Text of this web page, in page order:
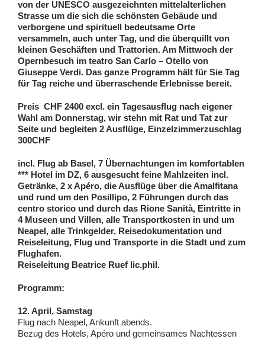
von der UNESCO ausgezeichnten mittelalterlichen
Strasse um die sich die schönsten Gebäude und
verborgene und spirituell bedeutsame Orte
versammeln, auch unter Tag, und die überquillt von
kleinen Geschäften und Trattorien. Am Mittwoch der
Opernbesuch im teatro San Carlo – Otello von
Giuseppe Verdi. Das ganze Programm hält für Sie Tag
für Tag reiche und überraschende Erlebnisse bereit.
Preis CHF 2400 excl. ein Tagesausflug nach eigener
Wahl am Donnerstag, wir stehn mit Rat und Tat zur
Seite und begleiten 2 Ausflüge, Einzelzimmerzuschlag
300CHF
incl. Flug ab Basel, 7 Übernachtungen im komfortablen
*** Hotel im DZ, 6 ausgesucht feine Mahlzeiten incl.
Getränke, 2 x Apéro, die Ausflüge über die Amalfitana
und rund um den Posillipo, 2 Führungen durch das
centro storico und durch das Rione Sanità, Eintritte in
4 Museen und Villen, alle Transportkosten in und um
Neapel, alle Trinkgelder, Reisedokumentation und
Reiseleitung, Flug und Transporte in die Stadt und zum
Flughafen.
Reiseleitung Beatrice Ruef lic.phil.
Programm:
12. April, Samstag
Flug nach Neapel, Ankunft abends.
Bezug des Hotels, Apéro und gemeinsames Nachtessen